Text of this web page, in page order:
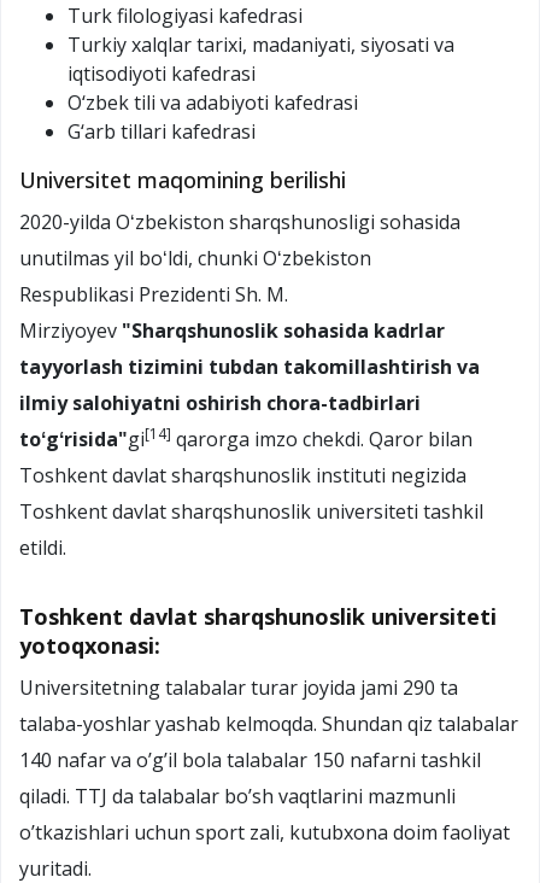
Turk filologiyasi kafedrasi
Turkiy xalqlar tarixi, madaniyati, siyosati va
iqtisodiyoti kafedrasi
O‘zbek tili va adabiyoti kafedrasi
G‘arb tillari kafedrasi
Universitet maqomining berilishi
2020-yilda Oʻzbekiston sharqshunosligi sohasida
unutilmas yil boʻldi, chunki Oʻzbekiston
Respublikasi Prezidenti Sh. M.
Mirziyoyev "Sharqshunoslik sohasida kadrlar
tayyorlash tizimini tubdan takomillashtirish va
ilmiy salohiyatni oshirish chora-tadbirlari
toʻgʻrisida"gi[14] qarorga imzo chekdi. Qaror bilan
Toshkent davlat sharqshunoslik instituti negizida
Toshkent davlat sharqshunoslik universiteti tashkil
etildi.
Toshkent davlat sharqshunoslik universiteti
yotoqxonasi:
Universitetning talabalar turar joyida jami 290 ta
talaba-yoshlar yashab kelmoqda. Shundan qiz talabalar
140 nafar va o’g’il bola talabalar 150 nafarni tashkil
qiladi. TTJ da talabalar bo’sh vaqtlarini mazmunli
o’tkazishlari uchun sport zali, kutubxona doim faoliyat
yuritadi.